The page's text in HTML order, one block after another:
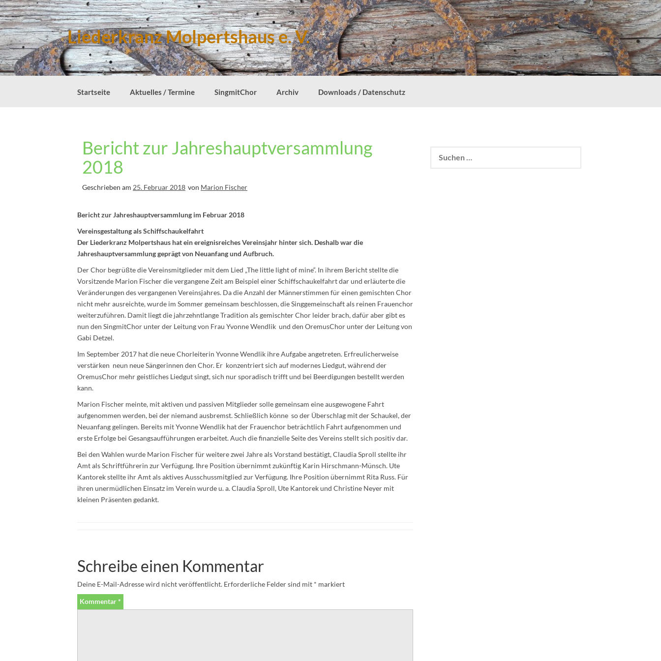
Zum
Inhalt
springen
Liederkranz Molpertshaus e. V.
Startseite Aktuelles / Termine SingmitChor Archiv Downloads / Datenschutz
Bericht zur Jahreshauptversammlung
2018
Geschrieben am 25. Februar 2018 von Marion Fischer
Bericht zur Jahreshauptversammlung im Februar 2018
Vereinsgestaltung als Schiffschaukelfahrt
Der Liederkranz Molpertshaus hat ein ereignisreiches Vereinsjahr hinter sich. Deshalb war die
Jahreshauptversammlung geprägt von Neuanfang und Aufbruch.
Der Chor begrüßte die Vereinsmitglieder mit dem Lied „The little light of mine“. In ihrem Bericht stellte die
Vorsitzende Marion Fischer die vergangene Zeit am Beispiel einer Schiffschaukelfahrt dar und erläuterte die
Veränderungen des vergangenen Vereinsjahres. Da die Anzahl der Männerstimmen für einen gemischten Chor
nicht mehr ausreichte, wurde im Sommer gemeinsam beschlossen, die Singgemeinschaft als reinen Frauenchor
weiterzuführen. Damit liegt die jahrzehntlange Tradition als gemischter Chor leider brach, dafür aber gibt es
nun den SingmitChor unter der Leitung von Frau Yvonne Wendlik und den OremusChor unter der Leitung von
Gabi Detzel.
Im September 2017 hat die neue Chorleiterin Yvonne Wendlik ihre Aufgabe angetreten. Erfreulicherweise
verstärken neun neue Sängerinnen den Chor. Er konzentriert sich auf modernes Liedgut, während der
OremusChor mehr geistliches Liedgut singt, sich nur sporadisch trifft und bei Beerdigungen bestellt werden
kann.
Marion Fischer meinte, mit aktiven und passiven Mitglieder solle gemeinsam eine ausgewogene Fahrt
aufgenommen werden, bei der niemand ausbremst. Schließlich könne so der Überschlag mit der Schaukel, der
Neuanfang gelingen. Bereits mit Yvonne Wendlik hat der Frauenchor beträchtlich Fahrt aufgenommen und
erste Erfolge bei Gesangsaufführungen erarbeitet. Auch die finanzielle Seite des Vereins stellt sich positiv dar.
Bei den Wahlen wurde Marion Fischer für weitere zwei Jahre als Vorstand bestätigt, Claudia Sproll stellte ihr
Amt als Schriftführerin zur Verfügung. Ihre Position übernimmt zukünftig Karin Hirschmann-Münsch. Ute
Kantorek stellte ihr Amt als aktives Ausschussmitglied zur Verfügung. Ihre Position übernimmt Rita Russ. Für
ihren unermüdlichen Einsatz im Verein wurde u. a. Claudia Sproll, Ute Kantorek und Christine Neyer mit
kleinen Präsenten gedankt.
Schreibe einen Kommentar
Deine E-Mail-Adresse wird nicht veröffentlicht. Erforderliche Felder sind mit * markiert
Kommentar*
nach: